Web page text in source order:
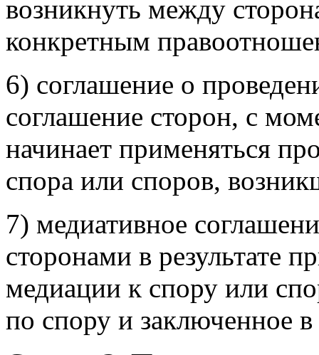
возникнуть между
конкретным
6) соглашение о
соглашение сторон, с
начинает применяться
спора или споров,
7) медиативное
сторонами в результате
медиации к спору или
по спору и заключенное